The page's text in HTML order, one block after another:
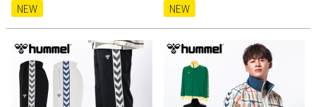
NEW NEW